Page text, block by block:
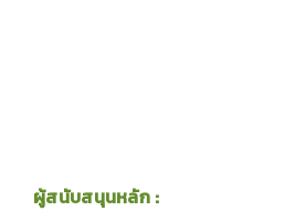
ผู้สนับสนุนหลัก :